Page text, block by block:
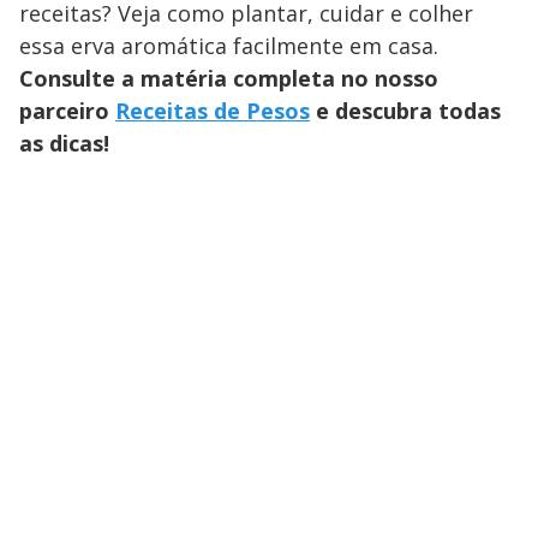
receitas? Veja como plantar, cuidar e colher
essa erva aromática facilmente em casa.
Consulte a matéria completa no nosso
parceiro Receitas de Pesos e descubra todas
as dicas!